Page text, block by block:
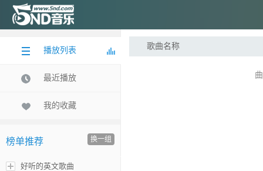
播放列表
最近播放
我的收藏
榜单推荐 换一组
好听的英文歌曲
歌曲名称